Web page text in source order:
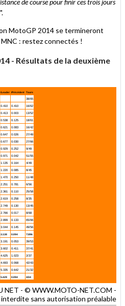
de course pour finir ces trois jours
".
MotoGP 2014 se termineront
: restez connectés !
- Résultats de la deuxième
/Leader /Précédent Tours
38/65
0.410 0.410 16/62
0.413 0.003 13/52
0.538 0.125 18/61
0.621 0.083 16/42
0.647 0.026 27/49
0.677 0.030 27/66
0.929 0.252 9/49
0.971 0.042 51/55
1.135 0.164 4/49
1.220 0.085 8/45
1.470 0.250 11/48
2.251 0.781 6/56
2.361 0.110 25/58
2.619 0.258 8/35
2.749 0.130 13/45
2.766 0.017 8/68
2.899 0.133 65/66
3.044 0.145 49/56
3.138 0.094 73/96
3.191 0.053 39/53
3.602 0.411 37/41
4.625 1.023 2/37
4.693 0.068 42/43
5.335 0.642 21/32
5.429 0.094 4/34
NET - © WWW.MOTO-NET.COM -
sans autorisation préalable